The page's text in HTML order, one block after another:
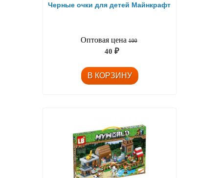
Черные очки для детей Майнкрафт
Оптовая цена 100
40 ₽